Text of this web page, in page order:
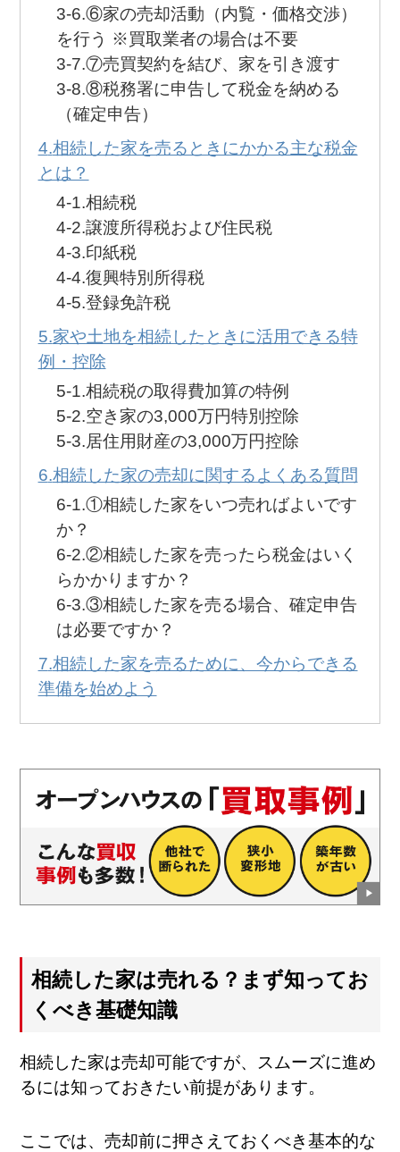
⑥家の売却活動（内覧・価格交渉）
を行う ※買取業者の場合は不要
⑦売買契約を結び、家を引き渡す
⑧税務署に申告して税金を納める
（確定申告）
相続した家を売るときにかかる主な税金
とは？
相続税
譲渡所得税および住民税
印紙税
復興特別所得税
登録免許税
家や土地を相続したときに活用できる特
例・控除
相続税の取得費加算の特例
空き家の3,000万円特別控除
居住用財産の3,000万円控除
相続した家の売却に関するよくある質問
①相続した家をいつ売ればよいです
か？
②相続した家を売ったら税金はいく
らかかりますか？
③相続した家を売る場合、確定申告
は必要ですか？
相続した家を売るために、今からできる
準備を始めよう
相続した家は売れる？まず知ってお
くべき基礎知識
相続した家は売却可能ですが、スムーズに進め
るには知っておきたい前提があります。
ここでは、売却前に押さえておくべき基本的な